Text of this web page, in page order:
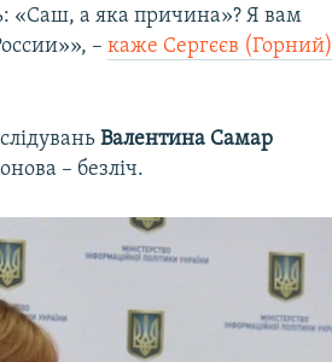
«Саш, а яка причина»? Я вам
–каже Сергєєв (Горний)
Валентина Самар
– безліч.